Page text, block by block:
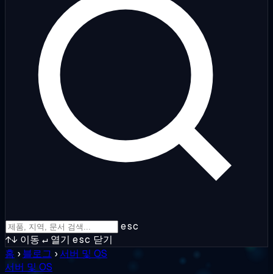
esc
↑↓ 이동 ↵ 열기 esc 닫기
홈 › 블로그 ›서버 및 OS
서버 및 OS